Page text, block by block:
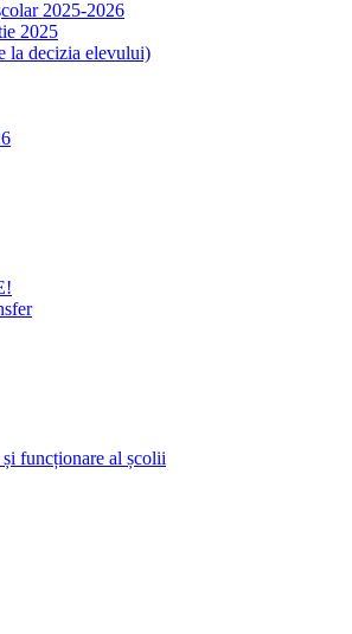
2025-2026
2025
la decizia elevului)
funcționare al școlii